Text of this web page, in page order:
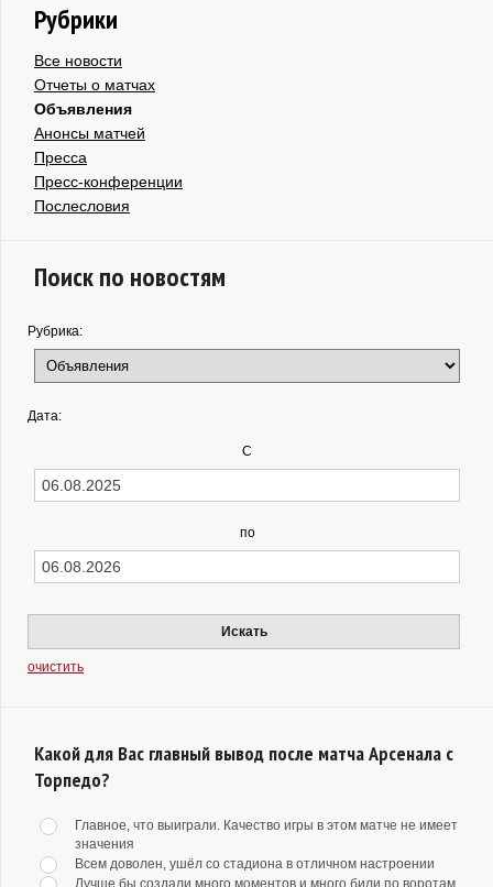
Рубрики
Все новости
Отчеты о матчах
Объявления
Анонсы матчей
Пресса
Пресс-конференции
Послесловия
Поиск по новостям
Рубрика:
Дата:
С
по
Искать
очистить
Какой для Вас главный вывод после матча Арсенала с
Торпедо?
Главное, что выиграли. Качество игры в этом матче не имеет
значения
Всем доволен, ушёл со стадиона в отличном настроении
Лучше бы создали много моментов и много били по воротам,